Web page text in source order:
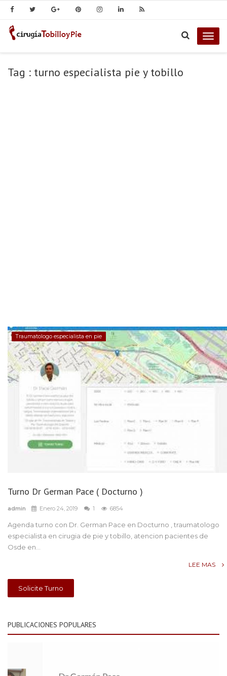
Tag : turno especialista pie y tobillo
Traumatologo especialista en pie
Turno Dr German Pace ( Docturno )
admin Enero 24, 2019 1 6854
Agenda turno con Dr. German Pace en Docturno , traumatologo
especialista en cirugia de pie y tobillo, atencion pacientes de
Osde en...
LEE MAS
Solicite Turno
PUBLICACIONES POPULARES